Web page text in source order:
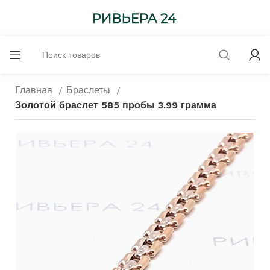
Главная
Браслеты
Золотой браслет 585 пробы 3.99 грамма